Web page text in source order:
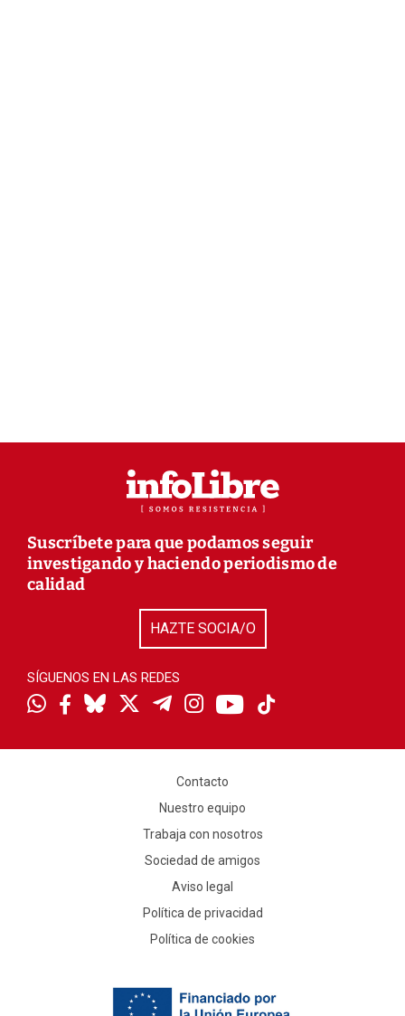
Suscríbete para que podamos seguir
investigando y haciendo periodismo de
calidad
HAZTE SOCIA/O
SÍGUENOS EN LAS REDES
Contacto
Nuestro equipo
Trabaja con nosotros
Sociedad de amigos
Aviso legal
Política de privacidad
Política de cookies